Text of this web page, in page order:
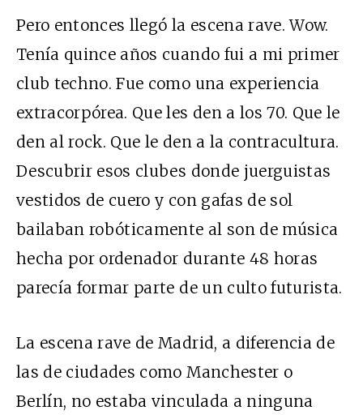
Pero entonces llegó la escena rave. Wow.
Tenía quince años cuando fui a mi primer
club techno. Fue como una experiencia
extracorpórea. Que les den a los 70. Que le
den al rock. Que le den a la contracultura.
Descubrir esos clubes donde juerguistas
vestidos de cuero y con gafas de sol
bailaban robóticamente al son de música
hecha por ordenador durante 48 horas
parecía formar parte de un culto futurista.
La escena rave de Madrid, a diferencia de
las de ciudades como Manchester o
Berlín, no estaba vinculada a ninguna